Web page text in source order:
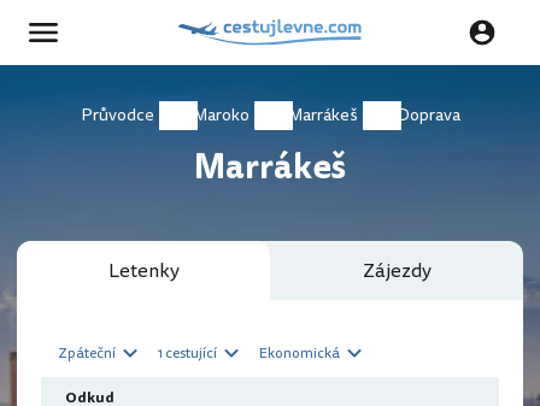
Průvodce Maroko Marrákeš Doprava
Marrákeš
Letenky Zájezdy
Zpáteční 1 cestující Ekonomická
Odkud